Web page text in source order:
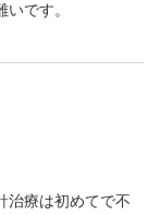
です。
治療は初めてで不